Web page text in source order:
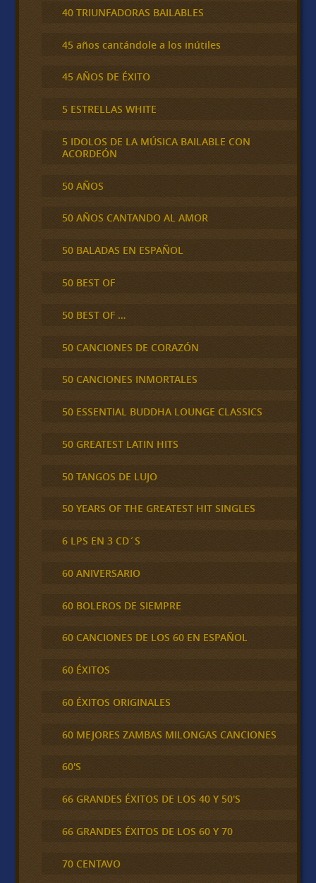
40 TRIUNFADORAS BAILABLES
45 años cantándole a los inútiles
45 AÑOS DE ÉXITO
5 ESTRELLAS WHITE
5 IDOLOS DE LA MÚSICA BAILABLE CON
ACORDEÓN
50 AÑOS
50 AÑOS CANTANDO AL AMOR
50 BALADAS EN ESPAÑOL
50 BEST OF
50 BEST OF …
50 CANCIONES DE CORAZÓN
50 CANCIONES INMORTALES
50 ESSENTIAL BUDDHA LOUNGE CLASSICS
50 GREATEST LATIN HITS
50 TANGOS DE LUJO
50 YEARS OF THE GREATEST HIT SINGLES
6 LPS EN 3 CD´S
60 ANIVERSARIO
60 BOLEROS DE SIEMPRE
60 CANCIONES DE LOS 60 EN ESPAÑOL
60 ÉXITOS
60 ÉXITOS ORIGINALES
60 MEJORES ZAMBAS MILONGAS CANCIONES
60'S
66 GRANDES ÉXITOS DE LOS 40 Y 50'S
66 GRANDES ÉXITOS DE LOS 60 Y 70
70 CENTAVO